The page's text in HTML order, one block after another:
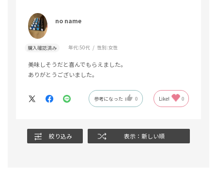
no name
購入確認済み 年代:50代 性別:女性
美味しそうだと喜んでもらえました。
ありがとうございました。
参考になった 0 Like! 0
絞り込み 表示：新しい順